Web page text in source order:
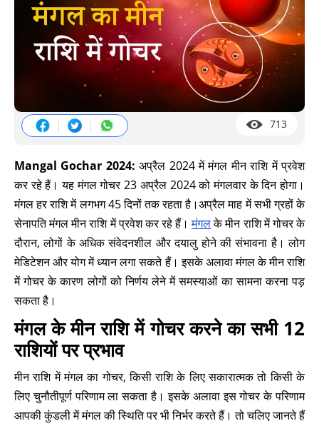
713
Mangal Gochar 2024:अप्रैल 2024 में मंगल मीन राशि में प्रवेश
कर रहे हैं। यह मंगल गोचर 23 अप्रैल 2024 को मंगलवार के दिन होगा।
मंगल हर राशि में लगभग 45 दिनों तक रहता है।अप्रैल माह में सभी ग्रहों के
सेनापति मंगल मीन राशि में प्रवेश कर रहे हैं।मंगलके मीन राशि में गोचर के
दौरान, लोगों के अधिक संवेदनशील और दयालु होने की संभावना है। लोग
मेडिटेशन और योग में ध्यान लगा सकते हैं। इसके अलावा मंगल के मीन राशि
में गोचर के कारण लोगों को निर्णय लेने में समस्याओं का सामना करना पड़
सकता है।
मंगल के मीन राशि में गोचर करने का सभी 12
राशियों पर प्रभाव
मीन राशि में मंगल का गोचर, किसी राशि के लिए सकारात्मक तो किसी के
लिए चुनौतीपूर्ण परिणाम ला सकता है। इसके अलावा इस गोचर के परिणाम
आपकी कुंडली में मंगल की स्थिति पर भी निर्भर करते हैं। तो चलिए जानते हैं